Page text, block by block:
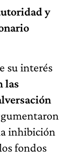
y
su interés
las
inhibición
fondos